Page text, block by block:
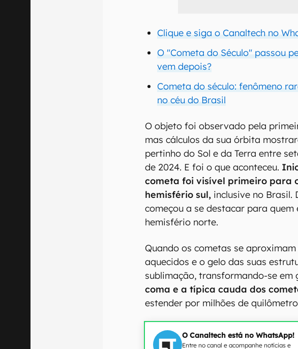
Clique e siga o Canaltech no
O "Cometa do Século" passou
vem depois?
Cometa do século: fenômeno
no céu do Brasil
O objeto foi observado pela
mas cálculos da sua órbita
pertinho do Sol e da Terra entre
de 2024. E foi o que aconteceu.
cometa foi visível primeiro para
hemisfério sul, inclusive no Brasil.
começou a se destacar para quem
hemisfério norte.
Quando os cometas se aproximam
aquecidos e o gelo das suas
sublimação, transformando-se em
coma e a típica cauda dos
estender por milhões de
O Canaltech está no WhatsApp!
Entre no canal e acompanhe notícias e